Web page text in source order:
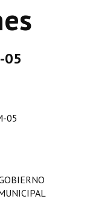
05
05